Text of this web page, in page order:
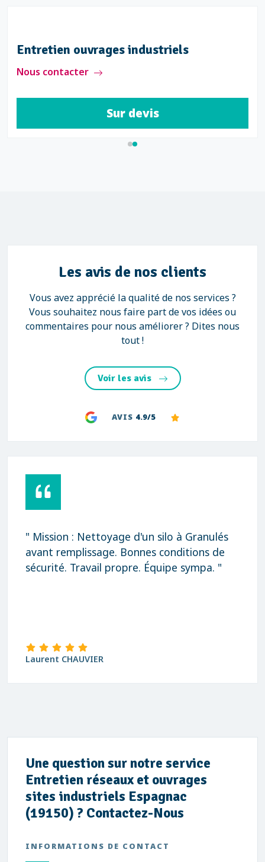
Entretien ouvrages industriels
Nous contacter
Sur devis
Les avis de nos clients
Vous avez apprécié la qualité de nos services ?
Vous souhaitez nous faire part de vos idées ou
commentaires pour nous améliorer ? Dites nous
tout !
Voir les avis
AVIS 4.9/5
" Mission : Nettoyage d'un silo à Granulés
avant remplissage. Bonnes conditions de
sécurité. Travail propre. Équipe sympa. "
Laurent CHAUVIER
Une question sur notre service
Entretien réseaux et ouvrages
sites industriels Espagnac
(19150) ? Contactez-Nous
INFORMATIONS DE CONTACT